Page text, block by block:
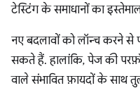
टेस्टिंग के समाधानों का
नए बदलावों को लॉन्च करने
सकते हैं. हालांकि, पेज की
वाले संभावित फ़ायदों के साथ